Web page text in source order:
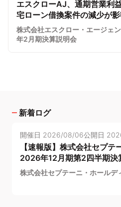
エスクローAJ、通期営業
宅ローン借換案件の減少が
株式会社エスクロー・エージェ
年2月期決算説明会
新着ログ
開催日 2026/08/06公開日
【速報版】株式会社セプ
2026年12月期第2四半期決
株式会社セプテーニ・ホールデ